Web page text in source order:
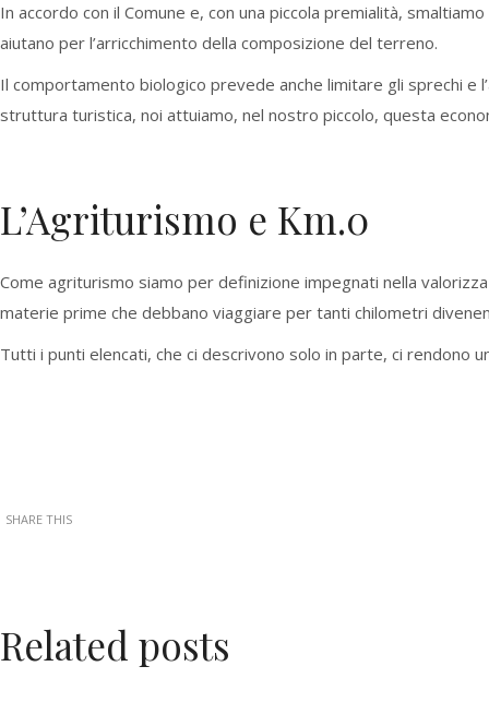
In accordo con il Comune e, con una piccola premialità,
aiutano per l’arricchimento della composizione del terreno.
Il comportamento biologico prevede anche limitare gli sprechi e
struttura turistica, noi attuiamo, nel nostro piccolo, questa
L’Agriturismo e Km.0
Come agriturismo siamo per definizione impegnati nella
materie prime che debbano viaggiare per tanti chilometri
Tutti i punti elencati, che ci descrivono solo in parte, ci rendono
SHARE THIS
Related posts